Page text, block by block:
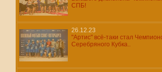
СПБ!
26.12.23
"Артис" всё-таки стал
Серебряного Кубка..